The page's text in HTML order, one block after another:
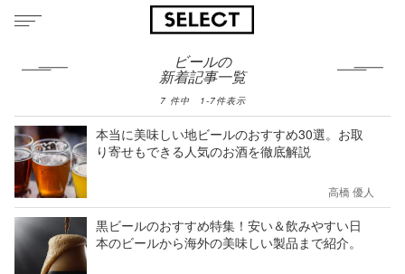
ビールの
新着記事一覧
7 件中 1-7件表示
本当に美味しい地ビールのおすすめ30選。お取
り寄せもできる人気のお酒を徹底解説
高橋 優人
黒ビールのおすすめ特集！安い＆飲みやすい日
本のビールから海外の美味しい製品まで紹介。